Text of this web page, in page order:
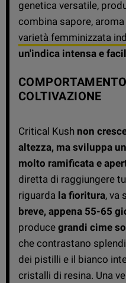
genetica versatile,
combina sapore,
varietà femminizzata
un'indica intensa e
COLTIVAZIONE
Critical Kush non
altezza, ma sviluppa
molto ramificata e
diretta di raggiungere
riguarda la fioritura, va
breve, appena 55-65
produce grandi cime
che contrastano
dei pistilli e il bianco
cristalli di resina. Una